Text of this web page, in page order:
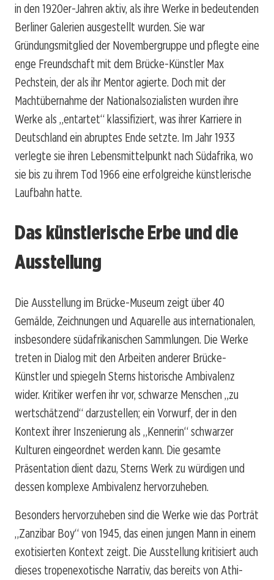
in den 1920er-Jahren aktiv, als ihre Werke in bedeutenden
Berliner Galerien ausgestellt wurden. Sie war
Gründungsmitglied der Novembergruppe und pflegte eine
enge Freundschaft mit dem Brücke-Künstler Max
Pechstein, der als ihr Mentor agierte. Doch mit der
Machtübernahme der Nationalsozialisten wurden ihre
Werke als „entartet“ klassifiziert, was ihrer Karriere in
Deutschland ein abruptes Ende setzte. Im Jahr 1933
verlegte sie ihren Lebensmittelpunkt nach Südafrika, wo
sie bis zu ihrem Tod 1966 eine erfolgreiche künstlerische
Laufbahn hatte.
Das künstlerische Erbe und die
Ausstellung
Die Ausstellung im Brücke-Museum zeigt über 40
Gemälde, Zeichnungen und Aquarelle aus internationalen,
insbesondere südafrikanischen Sammlungen. Die Werke
treten in Dialog mit den Arbeiten anderer Brücke-
Künstler und spiegeln Sterns historische Ambivalenz
wider. Kritiker werfen ihr vor, schwarze Menschen „zu
wertschätzend“ darzustellen; ein Vorwurf, der in den
Kontext ihrer Inszenierung als „Kennerin“ schwarzer
Kulturen eingeordnet werden kann. Die gesamte
Präsentation dient dazu, Sterns Werk zu würdigen und
dessen komplexe Ambivalenz hervorzuheben.
Besonders hervorzuheben sind die Werke wie das Porträt
„Zanzibar Boy“ von 1945, das einen jungen Mann in einem
exotisierten Kontext zeigt. Die Ausstellung kritisiert auch
dieses tropenexotische Narrativ, das bereits von Athi-